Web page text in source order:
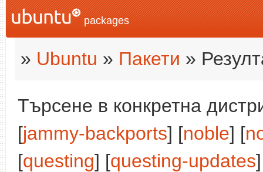
packages
» Ubuntu » Пакети »
Търсене в конкретна
[jammy-backports] [noble] [
[questing] [questing-updates